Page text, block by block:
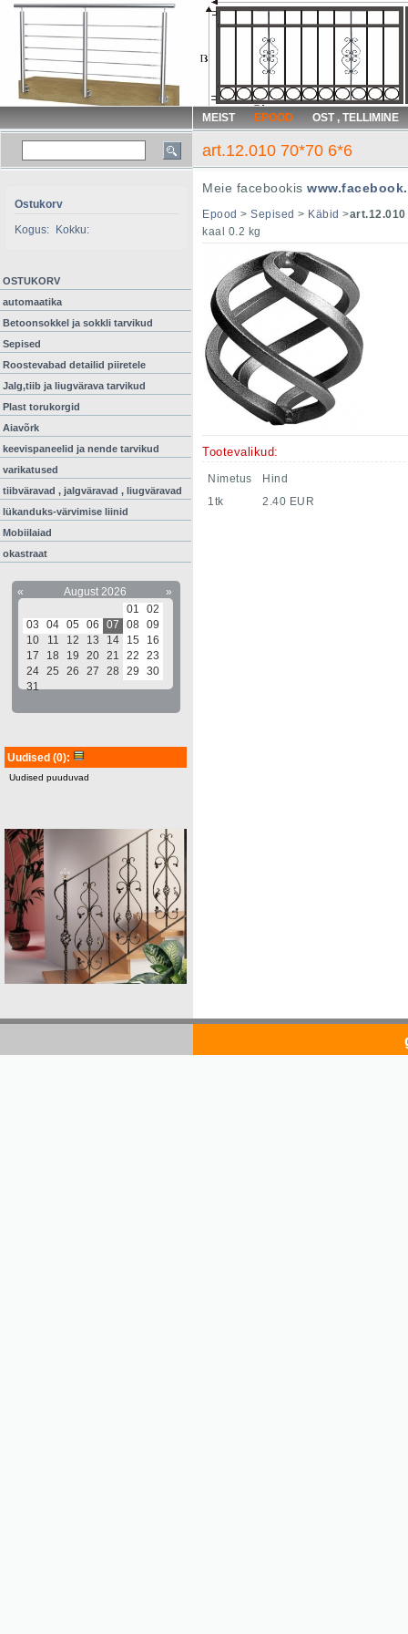
MEIST EPOOD OST , TELLIMINE
art.12.010 70*70 6*6
Ostukorv
Kogus:
Kokku:
OSTUKORV
automaatika
Betoonsokkel ja sokkli tarvikud
Sepised
Roostevabad detailid piiretele
Jalg,tiib ja liugvärava tarvikud
Plast torukorgid
Aiavõrk
keevispaneelid ja nende tarvikud
varikatused
tiibväravad , jalgväravad , liugväravad
lükanduks-värvimise liinid
Mobiilaiad
okastraat
« August 2026
»
01
02
03
04 05 06 07 08 09
10
11 12 13 14 15
16
17
18 19 20 21 22
23
24 25 26 27 28 29
30
31
Uudised (0):
Uudised puuduvad
Meie facebookis
Epood > Sepised > Käbid >
kaal 0.2 kg
Tootevalikud:
Nimetus
Hind
1tk
2.40 EUR